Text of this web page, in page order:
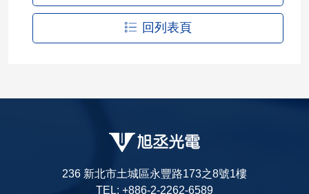
回列表頁
236 新北市土城區永豐路173之8號1樓
TEL: +886-2-2262-6589